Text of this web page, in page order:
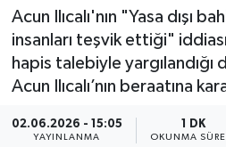
Acun Ilıcalı'nın "Yasa dışı
insanları teşvik ettiği"
hapis talebiyle yargılandığı
Acun Ilıcalı’nın beraatına
02.06.2026 - 15:05
YAYINLANMA
1 DK
OKUNMA
SPOR
MAGAZİN
KÜLTÜR SANAT
Tüm Manşetler
Son Dakika Haberleri
Haber Arşivi